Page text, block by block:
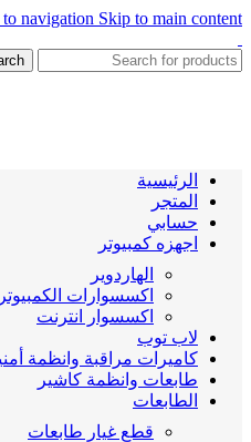
navigation Skip to main content
الرئيسية
المتجر
حسابي
اجهزه كمبيوتر
الهاردوير
اكسسوارات الكمبيوتر
اكسسوار انترنت
لاب توب
كاميرات مراقبة وانظمة
طابعات وانظمة كاشير
الطابعات
قطع غيار طابعات